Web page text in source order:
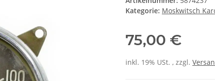
Kategorie: Moskwitsch
75,00 €
inkl. 19% USt. , zzgl.